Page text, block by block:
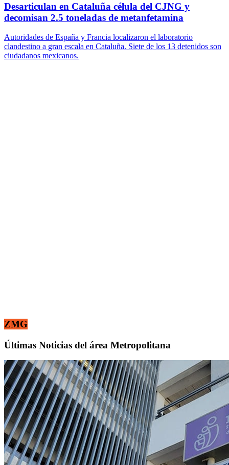
Desarticulan en Cataluña célula del CJNG y
decomisan 2.5 toneladas de metanfetamina
Autoridades de España y Francia localizaron el laboratorio
clandestino a gran escala en Cataluña. Siete de los 13 detenidos son
ciudadanos mexicanos.
ZMG
Últimas Noticias del área Metropolitana